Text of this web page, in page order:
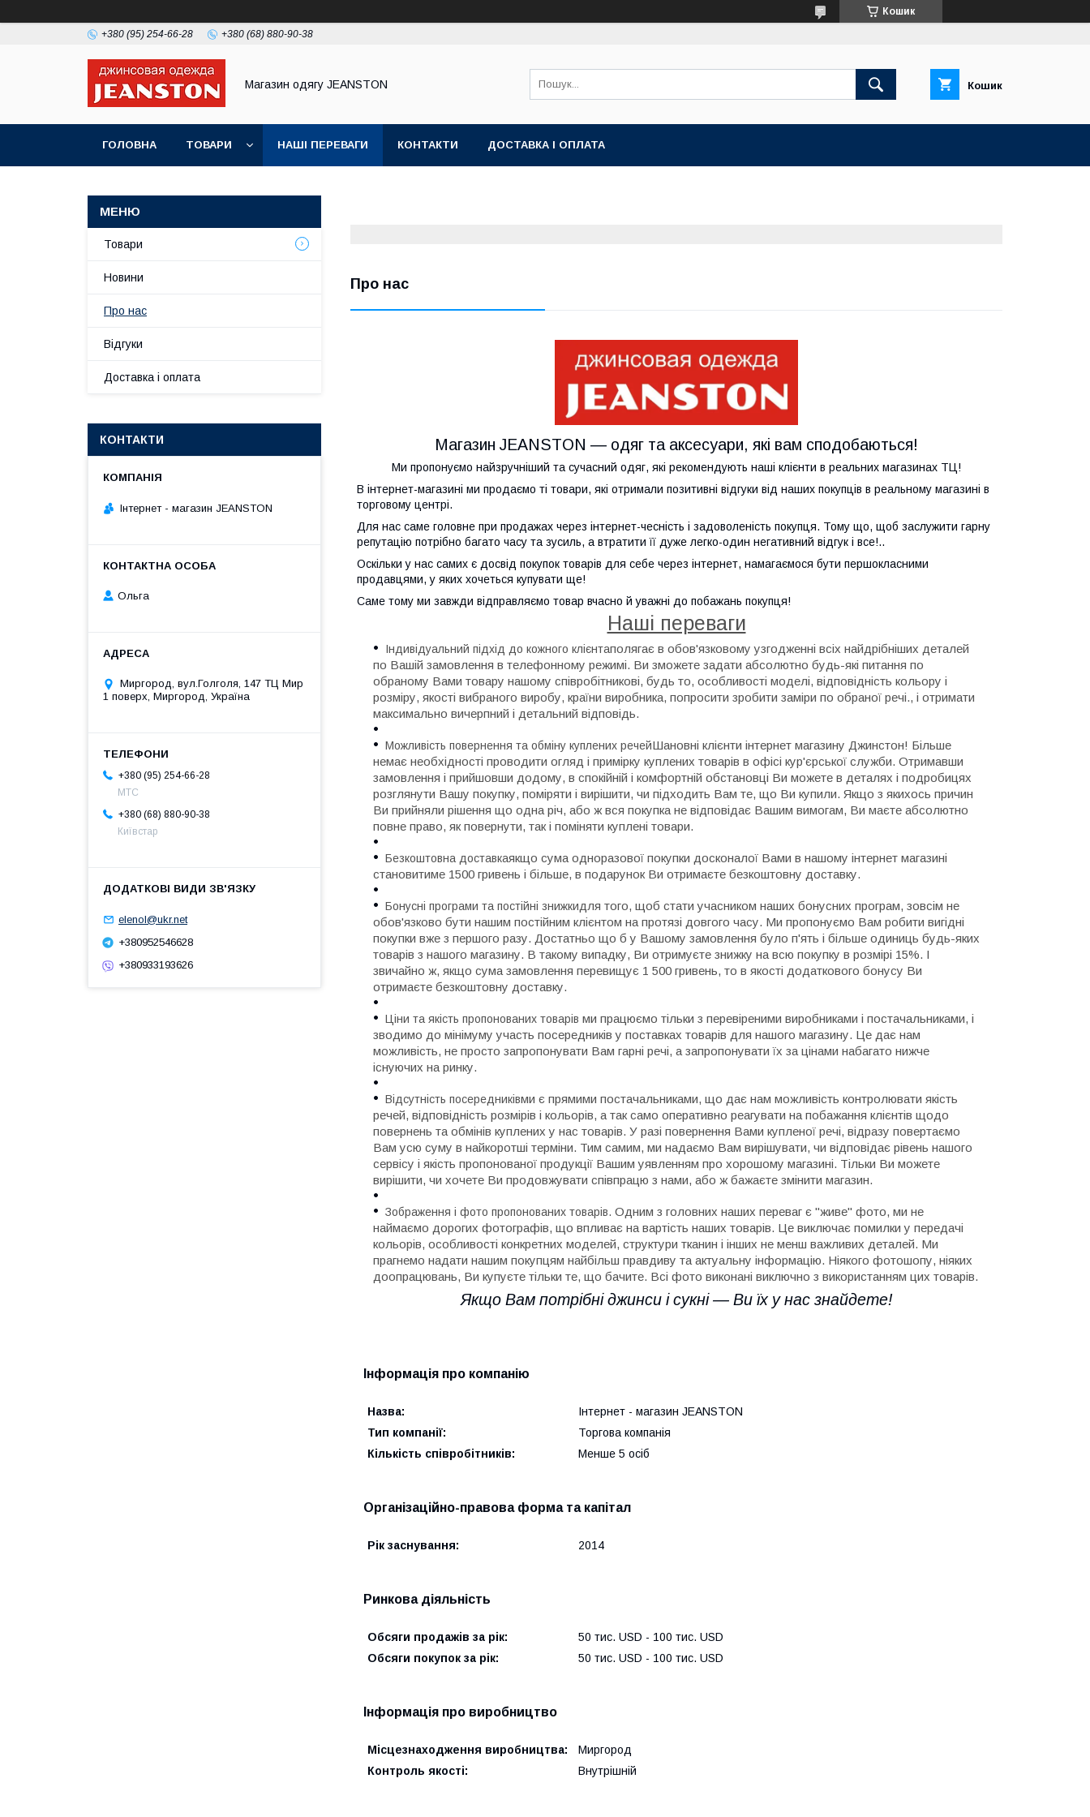
Кошик
+380 (95) 254-66-28 +380 (68) 880-90-38
Магазин одягу JEANSTON Кошик
ГОЛОВНА ТОВАРИ НАШІ ПЕРЕВАГИ КОНТАКТИ ДОСТАВКА І ОПЛАТА
Про нас
Магазин JEANSTON ― одяг та аксесуари, які вам сподобаються!
Ми пропонуємо найзручніший та сучасний одяг, які рекомендують наші клієнти в реальних магазинах ТЦ!
В інтернет-магазині ми продаємо ті товари, які отримали позитивні відгуки від наших покупців в реальному магазині в
торговому центрі.
Для нас саме головне при продажах через інтернет-чесність і задоволеність покупця. Тому що, щоб заслужити гарну
репутацію потрібно багато часу та зусиль, а втратити її дуже легко-один негативний відгук і все!..
Оскільки у нас самих є досвід покупок товарів для себе через інтернет, намагаємося бути першокласними
продавцями, у яких хочеться купувати ще!
Саме тому ми завжди відправляємо товар вчасно й уважні до побажань покупця!
Наші переваги
Індивідуальний підхід до кожного клієнтаполягає в обов'язковому узгодженні всіх найдрібніших деталей
по Вашій замовлення в телефонному режимі. Ви зможете задати абсолютно будь-які питання по
обраному Вами товару нашому співробітникові, будь то, особливості моделі, відповідність кольору і
розміру, якості вибраного виробу, країни виробника, попросити зробити заміри по обраної речі., і отримати
максимально вичерпний і детальний відповідь.
Можливість повернення та обміну куплених речейШановні клієнти інтернет магазину Джинстон! Більше
немає необхідності проводити огляд і примірку куплених товарів в офісі кур'єрської служби. Отримавши
замовлення і прийшовши додому, в спокійній і комфортній обстановці Ви можете в деталях і подробицях
розглянути Вашу покупку, поміряти і вирішити, чи підходить Вам те, що Ви купили. Якщо з якихось причин
Ви прийняли рішення що одна річ, або ж вся покупка не відповідає Вашим вимогам, Ви маєте абсолютно
повне право, як повернути, так і поміняти куплені товари.
Безкоштовна доставкаякщо сума одноразової покупки досконалої Вами в нашому інтернет магазині
становитиме 1500 гривень і більше, в подарунок Ви отримаєте безкоштовну доставку.
Бонусні програми та постійні знижкидля того, щоб стати учасником наших бонусних програм, зовсім не
обов'язково бути нашим постійним клієнтом на протязі довгого часу. Ми пропонуємо Вам робити вигідні
покупки вже з першого разу. Достатньо що б у Вашому замовлення було п'ять і більше одиниць будь-яких
товарів з нашого магазину. В такому випадку, Ви отримуєте знижку на всю покупку в розмірі 15%. І
звичайно ж, якщо сума замовлення перевищує 1 500 гривень, то в якості додаткового бонусу Ви
отримаєте безкоштовну доставку.
Ціни та якість пропонованих товарів ми працюємо тільки з перевіреними виробниками і постачальниками, і
зводимо до мінімуму участь посередників у поставках товарів для нашого магазину. Це дає нам
можливість, не просто запропонувати Вам гарні речі, а запропонувати їх за цінами набагато нижче
існуючих на ринку.
Відсутність посередниківми є прямими постачальниками, що дає нам можливість контролювати якість
речей, відповідність розмірів і кольорів, а так само оперативно реагувати на побажання клієнтів щодо
повернень та обмінів куплених у нас товарів. У разі повернення Вами купленої речі, відразу повертаємо
Вам усю суму в найкоротші терміни. Тим самим, ми надаємо Вам вирішувати, чи відповідає рівень нашого
сервісу і якість пропонованої продукції Вашим уявленням про хорошому магазині. Тільки Ви можете
вирішити, чи хочете Ви продовжувати співпрацю з нами, або ж бажаєте змінити магазин.
Зображення і фото пропонованих товарів. Одним з головних наших переваг є "живе" фото, ми не
наймаємо дорогих фотографів, що впливає на вартість наших товарів. Це виключає помилки у передачі
кольорів, особливості конкретних моделей, структури тканин і інших не менш важливих деталей. Ми
прагнемо надати нашим покупцям найбільш правдиву та актуальну інформацію. Ніякого фотошопу, ніяких
доопрацювань, Ви купуєте тільки те, що бачите. Всі фото виконані виключно з використанням цих товарів.
Якщо Вам потрібні джинси і сукні ― Ви їх у нас знайдете!
Інформація про компанію
Назва:
Інтернет - магазин JEANSTON
Тип компанії:
Торгова компанія
Кількість співробітників:
Менше 5 осіб
Організаційно-правова форма та капітал
Рік заснування: 2014
Ринкова діяльність
Обсяги продажів за рік:
50 тис. USD - 100 тис. USD
Обсяги покупок за рік:
50 тис. USD - 100 тис. USD
Інформація про виробництво
Місцезнаходження виробництва:
Миргород
Контроль якості:
Внутрішній
Товари
Новини
Про нас
Відгуки
Доставка і оплата
КОНТАКТИ
Інтернет - магазин JEANSTON
Ольга
Миргород, вул.Голголя, 147 ТЦ Мир
1 поверх, Миргород, Україна
+380 (95) 254-66-28
МТС
+380 (68) 880-90-38
Київстар
elenol@ukr.net
+380952546628
+380933193626